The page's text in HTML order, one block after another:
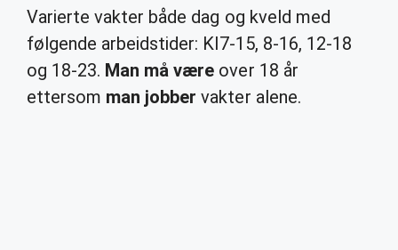
Varierte vakter både dag og kveld med
følgende arbeidstider: Kl7-15, 8-16, 12-18
og 18-23. Man må være over 18 år
ettersom man jobber vakter alene.